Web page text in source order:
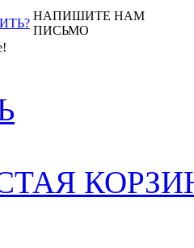
НАПИШИТЕ НАМ
ПИСЬМО